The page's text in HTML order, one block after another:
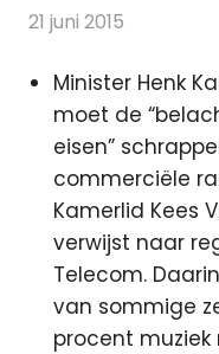
21 juni 2015
Minister Henk
moet de
eisen”
commerciële
Kamerlid Kees
verwijst naar
Telecom.
van sommige
procent